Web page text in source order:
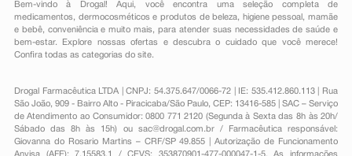
Bem-vindo à Drogal! Aqui, você encontra uma seleção completa de
medicamentos , dermocosméticos e produtos de beleza, higiene pessoal ,mamãe
e bebê, conveniênciae muito mais, para atender suas necessidades de saúde e
bem-estar. Explore nossas ofertas e descubra o cuidado que você merece!
Confira todas as categorias do site.
Drogal Farmacêutica LTDA | CNPJ: 54.375.647/0066-72 | IE: 535.412.860.113 | Rua
São João, 909 - Bairro Alto - Piracicaba/São Paulo, CEP: 13416-585 | SAC – Serviço
de Atendimento ao Consumidor: 0800 771 2120 (Segunda à Sexta das 8h às 20h/
Sábado das 8h às 15h) ou sac@drogal.com.br/ Farmacêutica responsável:
Giovanna do Rosario Martins – CRF/SP 49.855 | Autorização de Funcionamento
Anvisa (AFE): 7.15583.1 / CEVS: 353870901-477-000047-1-5. As informações